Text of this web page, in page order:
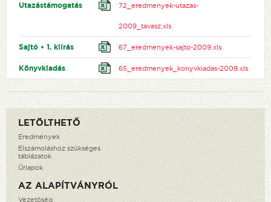
Utazástámogatás 72_eredmenyek-utazas-
2009_tavasz.xls
Sajtó • 1. kiírás 67_eredmenyek-sajto-2009.xls
Könyvkiadás 65_eredmenyek_konyvkiadas-2009.xls
LETÖLTHETŐ
Eredmények
Elszámoláshoz szükséges
táblázatok
Űrlapok
AZ ALAPÍTVÁNYRÓL
Vezetőség